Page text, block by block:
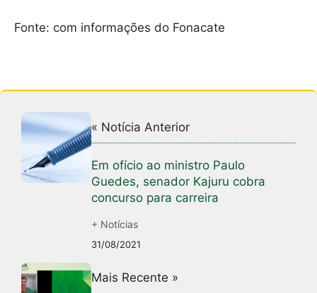
Fonte: com informações do Fonacate
« Notícia Anterior
Em ofício ao ministro Paulo
Guedes, senador Kajuru cobra
concurso para carreira
+ Notícias
31/08/2021
Mais Recente »